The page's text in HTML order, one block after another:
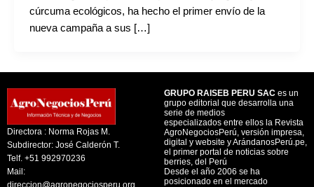
cúrcuma ecológicos, ha hecho el primer envío de la
nueva campaña a sus […]
Directora : Norma Rojas M.
Subdirector: José Calderón T.
Telf. +51 992970236
Mail:
direccion@agronegociosperu.org
GRUPO RAISEB PERU SAC es un
grupo editorial que desarrolla una
serie de medios
especializados entre ellos la Revista
AgroNegociosPerú, versión impresa,
digital y website y ArándanosPerú.pe,
el primer portal de noticias sobre
berries, del Perú
Desde el año 2006 se ha
posicionado en el mercado